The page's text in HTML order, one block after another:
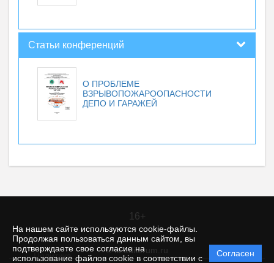
На нашем сайте используются cookie-файлы.
Продолжая пользоваться данным сайтом, вы
подтверждаете свое согласие на
использование файлов cookie в соответствии с
Согласен
Статьи конференций
О ПРОБЛЕМЕ
ВЗРЫВОПОЖАРООПАСНОСТИ
ДЕПО И ГАРАЖЕЙ
16+
© itt.editorum.ru
Политика